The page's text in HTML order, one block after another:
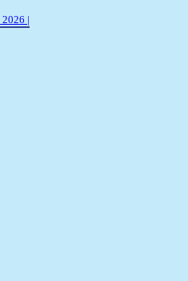
2026 |